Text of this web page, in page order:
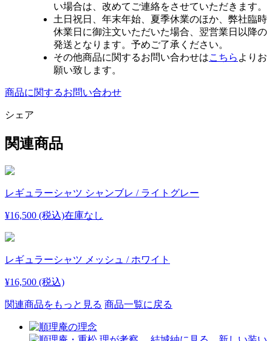
い場合は、改めてご連絡をさせていただきます。
土日祝日、年末年始、夏季休業のほか、弊社臨時
休業日に御注文いただいた場合、翌営業日以降の
発送となります。予めご了承ください。
その他商品に関するお問い合わせはこちら よりお
願い致します。
商品に関するお問い合わせ
シェア
関連商品
レギュラーシャツ シャンブレ / ライトグレー
¥16,500 (税込)在庫なし
レギュラーシャツ メッシュ / ホワイト
¥16,500 (税込)
関連商品をもっと見る 商品一覧に戻る